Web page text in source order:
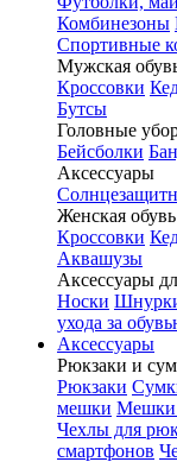
Комбинезоны
Спортивные
Мужская
Кроссовки
Бутсы
Головные
Бейсболки
Аксессуары
Женская обувь
Кроссовки
Аквашузы
Аксессуары
Носки
ухода за
Аксессуары
Рюкзаки и
Рюкзаки
мешки Мешки
Чехлы для
смартфонов